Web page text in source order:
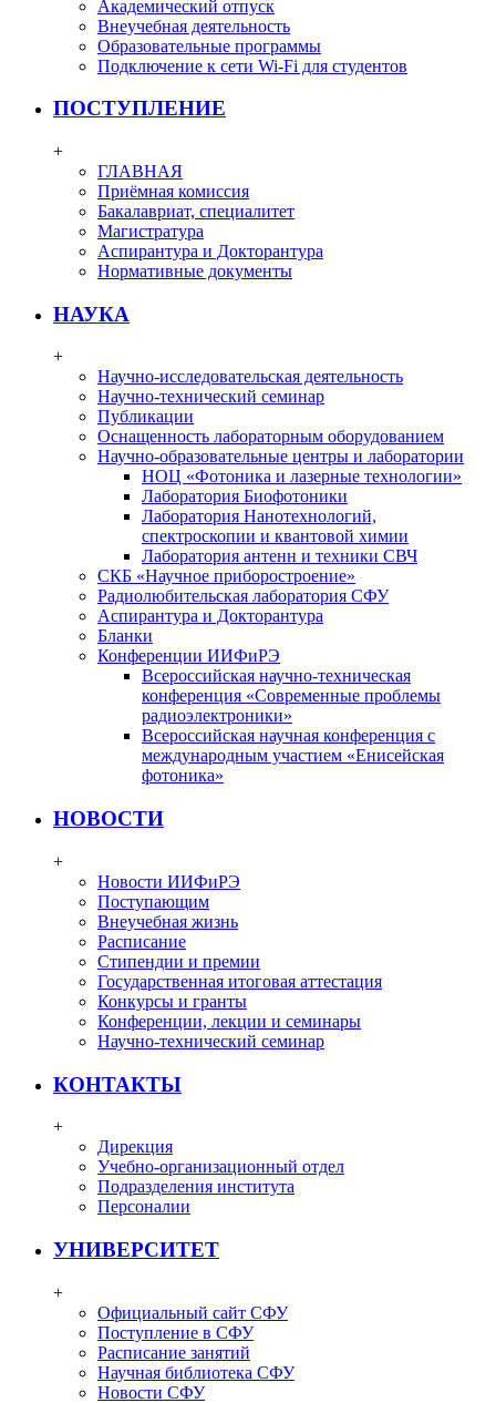
Академический отпуск
Внеучебная деятельность
Образовательные программы
Подключение к сети Wi-Fi для студентов
ПОСТУПЛЕНИЕ
+
ГЛАВНАЯ
Приёмная комиссия
Бакалавриат, специалитет
Магистратура
Аспирантура и Докторантура
Нормативные документы
НАУКА
+
Научно-исследовательская деятельность
Научно-технический семинар
Публикации
Оснащенность лабораторным оборудованием
Научно-образовательные центры и лаборатории
НОЦ «Фотоника и лазерные технологии»
Лаборатория Биофотоники
Лаборатория Нанотехнологий,
спектроскопии и квантовой химии
Лаборатория антенн и техники СВЧ
СКБ «Научное приборостроение»
Радиолюбительская лаборатория СФУ
Аспирантура и Докторантура
Бланки
Конференции ИИФиРЭ
Всероссийская научно-техническая
конференция «Современные проблемы
радиоэлектроники»
Всероссийская научная конференция с
международным участием «Енисейская
фотоника»
НОВОСТИ
+
Новости ИИФиРЭ
Поступающим
Внеучебная жизнь
Расписание
Стипендии и премии
Государственная итоговая аттестация
Конкурсы и гранты
Конференции, лекции и семинары
Научно-технический семинар
КОНТАКТЫ
+
Дирекция
Учебно-организационный отдел
Подразделения института
Персоналии
УНИВЕРСИТЕТ
+
Официальный сайт СФУ
Поступление в СФУ
Расписание занятий
Научная библиотека СФУ
Новости СФУ